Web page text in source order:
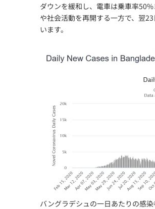
ダウンを緩和し、電車は乗車率
や社会活動を再開する一方で、翌
います。
バングラデシュの一日あたりの感